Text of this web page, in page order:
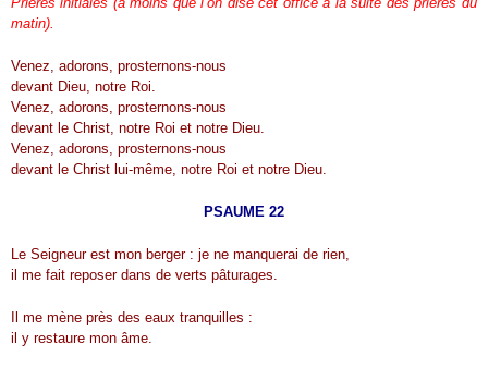
matin).
Venez, adorons, prosternons-nous
devant Dieu, notre Roi.
Venez, adorons, prosternons-nous
devant le Christ, notre Roi et notre Dieu.
Venez, adorons, prosternons-nous
devant le Christ lui-même, notre Roi et notre Dieu.
PSAUME 22
Le Seigneur est mon berger : je ne manquerai de rien,
il me fait reposer dans de verts pâturages.
Il me mène près des eaux tranquilles :
il y restaure mon âme.